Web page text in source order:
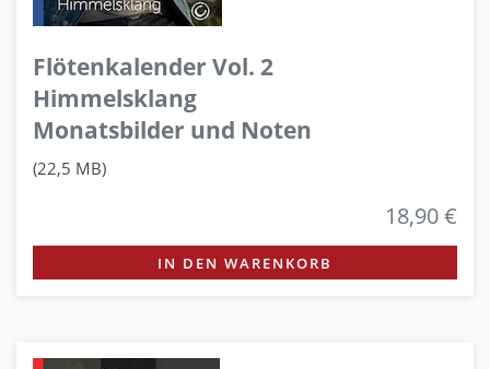
Flötenkalender Vol. 2
Himmelsklang
Monatsbilder und Noten
(22,5 MB)
18,90 €
IN DEN WARENKORB